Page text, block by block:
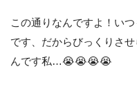
この通りなんですよ！い
です、だからびっくりさ
んです私…😭😭😭😭